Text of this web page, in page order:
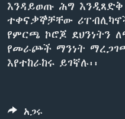
እንዳይወጡ ሕግ እንዲጸድቅ
ተቀናቃኞቻቸው
የምርጫ ኮሮጆ ደህንነትን
የመራጮች ማንነት
እየተከራከሩ ይገኛሉ፡፡
አጋሩ